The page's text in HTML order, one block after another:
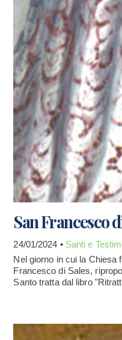
San Francesco
24/01/2024 • Santi e
Nel giorno in cui la Chiesa
Francesco di Sales,
Santo tratta dal libro